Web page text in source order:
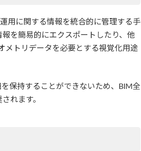
用に関する情報を統合的に管理する手
を簡易的にエクスポートしたり、他
メトリデータを必要とする視覚化用途
保持することができないため、BIM全
れます。